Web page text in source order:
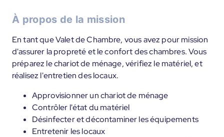
À propos de la mission
En tant que Valet de Chambre, vous avez pour mission
d'assurer la propreté et le confort des chambres. Vous
préparez le chariot de ménage, vérifiez le matériel, et
réalisez l'entretien des locaux.
Approvisionner un chariot de ménage
Contrôler l'état du matériel
Désinfecter et décontaminer les équipements
Entretenir les locaux